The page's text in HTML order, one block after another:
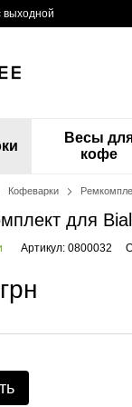
выходной
Весы
кофе
Кофеварки
для
Артикул: 0800032